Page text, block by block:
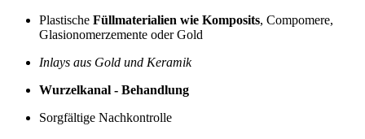
Plastische Füllmaterialien wie Komposits, Compomere,
Glasionomerzemente oder Gold
Inlays aus Gold und Keramik
Wurzelkanal - Behandlung
Sorgfältige Nachkontrolle